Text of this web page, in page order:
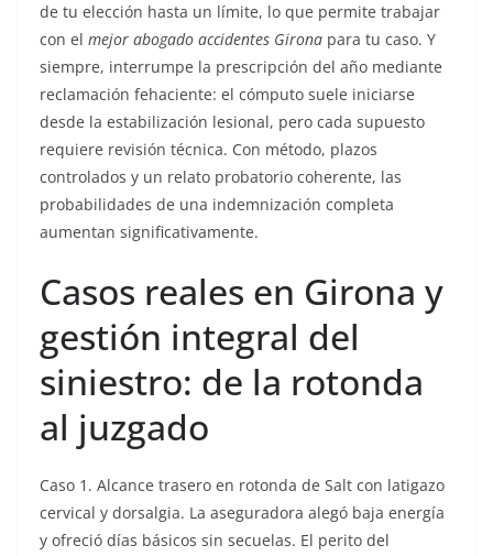
de tu elección hasta un límite, lo que permite trabajar
con el mejor abogado accidentes Girona para tu caso. Y
siempre, interrumpe la prescripción del año mediante
reclamación fehaciente: el cómputo suele iniciarse
desde la estabilización lesional, pero cada supuesto
requiere revisión técnica. Con método, plazos
controlados y un relato probatorio coherente, las
probabilidades de una indemnización completa
aumentan significativamente.
Casos reales en Girona y
gestión integral del
siniestro: de la rotonda
al juzgado
Caso 1. Alcance trasero en rotonda de Salt con latigazo
cervical y dorsalgia. La aseguradora alegó baja energía
y ofreció días básicos sin secuelas. El perito del